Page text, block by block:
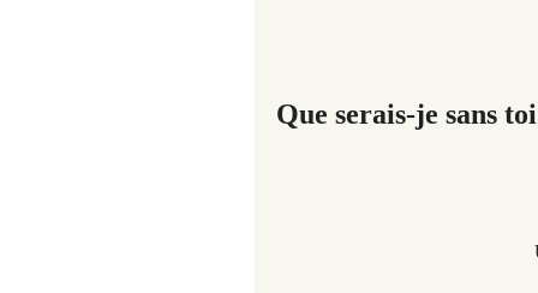
Que serais-je sans toi
Un